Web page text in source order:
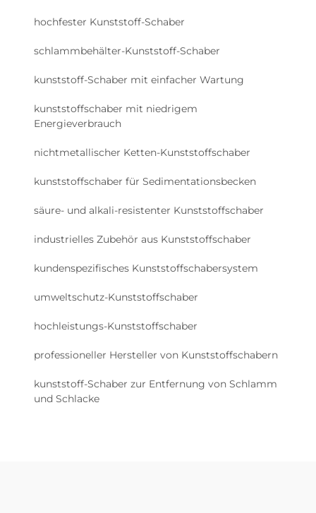
hochfester Kunststoff-Schaber
schlammbehälter-Kunststoff-Schaber
kunststoff-Schaber mit einfacher Wartung
kunststoffschaber mit niedrigem
Energieverbrauch
nichtmetallischer Ketten-Kunststoffschaber
kunststoffschaber für Sedimentationsbecken
säure- und alkali-resistenter Kunststoffschaber
industrielles Zubehör aus Kunststoffschaber
kundenspezifisches Kunststoffschabersystem
umweltschutz-Kunststoffschaber
hochleistungs-Kunststoffschaber
professioneller Hersteller von Kunststoffschabern
kunststoff-Schaber zur Entfernung von Schlamm
und Schlacke